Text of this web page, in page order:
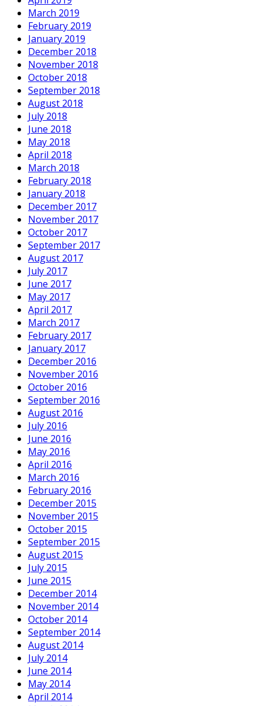
March 2019
February 2019
January 2019
December 2018
November 2018
October 2018
September 2018
August 2018
July 2018
June 2018
May 2018
April 2018
March 2018
February 2018
January 2018
December 2017
November 2017
October 2017
September 2017
August 2017
July 2017
June 2017
May 2017
April 2017
March 2017
February 2017
January 2017
December 2016
November 2016
October 2016
September 2016
August 2016
July 2016
June 2016
May 2016
April 2016
March 2016
February 2016
December 2015
November 2015
October 2015
September 2015
August 2015
July 2015
June 2015
December 2014
November 2014
October 2014
September 2014
August 2014
July 2014
June 2014
May 2014
April 2014